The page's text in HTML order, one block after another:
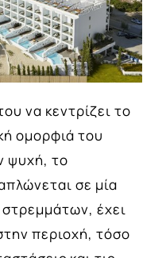
να κεντρίζει το
ομορφιά του
ψυχή, το
σε μία
έχει
περιοχή, τόσο